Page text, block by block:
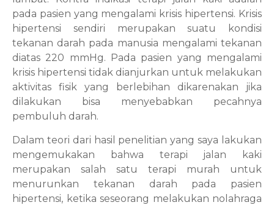
pada pasien yang mengalami krisis hipertensi. Krisis
hipertensi sendiri merupakan suatu kondisi
tekanan darah pada manusia mengalami tekanan
diatas 220 mmHg. Pada pasien yang mengalami
krisis hipertensi tidak dianjurkan untuk melakukan
aktivitas fisik yang berlebihan dikarenakan jika
dilakukan bisa menyebabkan pecahnya
pembuluh darah.
Dalam teori dari hasil penelitian yang saya lakukan
mengemukakan bahwa terapi jalan kaki
merupakan salah satu terapi murah untuk
menurunkan tekanan darah pada pasien
hipertensi, ketika seseorang melakukan nolahraga